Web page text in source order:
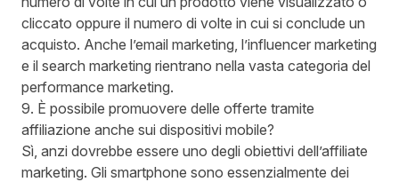
cliccato oppure il numero di volte in cui si conclude un
acquisto. Anche l’email marketing, l’influencer marketing
e il search marketing rientrano nella vasta categoria del
performance marketing.
9. È possibile promuovere delle offerte tramite
affiliazione anche sui dispositivi mobile?
Sì, anzi dovrebbe essere uno degli obiettivi dell’affiliate
marketing. Gli smartphone sono essenzialmente dei